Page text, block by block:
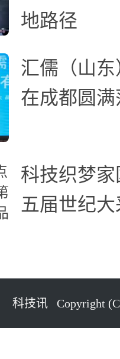
地路径
汇儒（山
在成都圆
科技织梦
五届世纪
科技讯 Copyright